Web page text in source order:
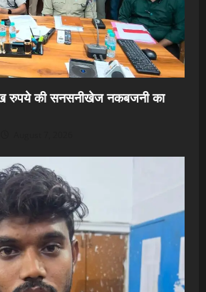
रुपये की सनसनीखेज नकबजनी का